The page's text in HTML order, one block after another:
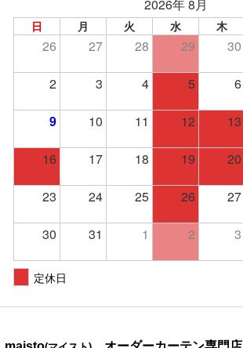
2026年 8月
日 月 火 水 木
26 27 28 29 30
2 3 4 5 6
9 10 11 12 13
16 17 18 19 20
23 24 25 26 27
30 31 1 2 3
定休日